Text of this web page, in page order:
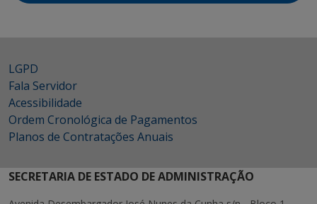
LGPD
Fala Servidor
Acessibilidade
Ordem Cronológica de Pagamentos
Planos de Contratações Anuais
SECRETARIA DE ESTADO DE ADMINISTRAÇÃO